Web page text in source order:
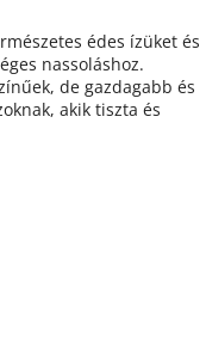
édes ízüket és
nassoláshoz.
de gazdagabb és
akik tiszta és